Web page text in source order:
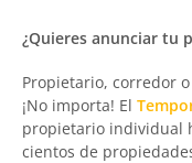
¿Quieres anunciar tu
Propietario, corredor
¡No importa! El
propietario individual
cientos de